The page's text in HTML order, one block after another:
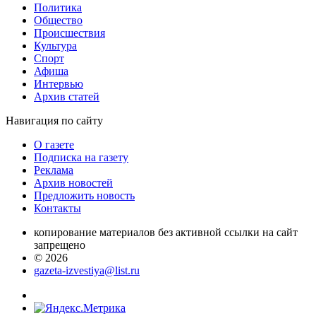
Политика
Общество
Проиcшествия
Культура
Спорт
Афиша
Интервью
Архив статей
Навигация по сайту
О газете
Подписка на газету
Реклама
Архив новостей
Предложить новость
Контакты
копирование материалов без активной ссылки на сайт
запрещено
© 2026
gazeta-izvestiya@list.ru